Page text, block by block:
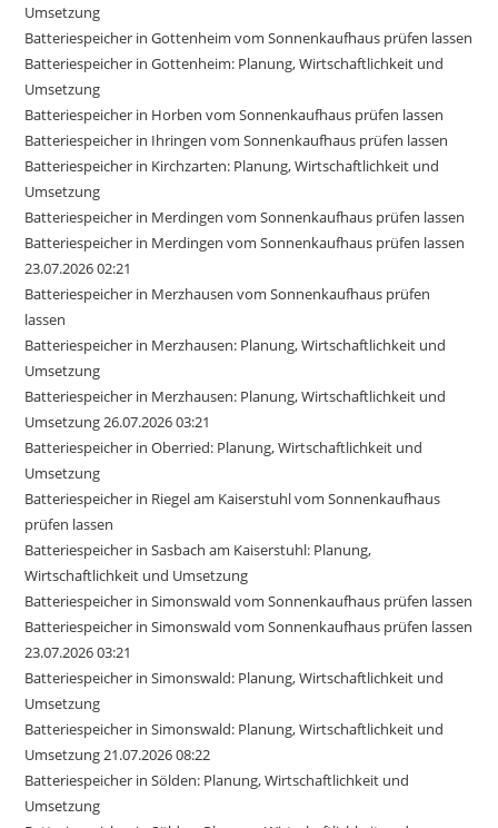
Umsetzung
Batteriespeicher in Gottenheim vom Sonnenkaufhaus prüfen lassen
Batteriespeicher in Gottenheim: Planung, Wirtschaftlichkeit und
Umsetzung
Batteriespeicher in Horben vom Sonnenkaufhaus prüfen lassen
Batteriespeicher in Ihringen vom Sonnenkaufhaus prüfen lassen
Batteriespeicher in Kirchzarten: Planung, Wirtschaftlichkeit und
Umsetzung
Batteriespeicher in Merdingen vom Sonnenkaufhaus prüfen lassen
Batteriespeicher in Merdingen vom Sonnenkaufhaus prüfen lassen
23.07.2026 02:21
Batteriespeicher in Merzhausen vom Sonnenkaufhaus prüfen
lassen
Batteriespeicher in Merzhausen: Planung, Wirtschaftlichkeit und
Umsetzung
Batteriespeicher in Merzhausen: Planung, Wirtschaftlichkeit und
Umsetzung 26.07.2026 03:21
Batteriespeicher in Oberried: Planung, Wirtschaftlichkeit und
Umsetzung
Batteriespeicher in Riegel am Kaiserstuhl vom Sonnenkaufhaus
prüfen lassen
Batteriespeicher in Sasbach am Kaiserstuhl: Planung,
Wirtschaftlichkeit und Umsetzung
Batteriespeicher in Simonswald vom Sonnenkaufhaus prüfen lassen
Batteriespeicher in Simonswald vom Sonnenkaufhaus prüfen lassen
23.07.2026 03:21
Batteriespeicher in Simonswald: Planung, Wirtschaftlichkeit und
Umsetzung
Batteriespeicher in Simonswald: Planung, Wirtschaftlichkeit und
Umsetzung 21.07.2026 08:22
Batteriespeicher in Sölden: Planung, Wirtschaftlichkeit und
Umsetzung